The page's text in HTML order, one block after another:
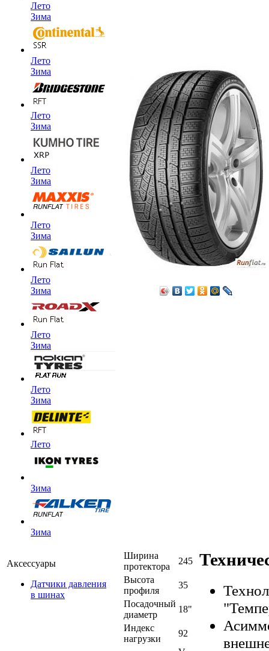
Лето
Зима
Лето
Зима
Лето
Зима
Лето
Зима
Лето
Зима
Лето
Зима
Лето
Зима
Лето
Зима
Лето
Зима
Зима
Аксессуары
Датчики давления
в шинах
Ширина
протектора
245
Высота
профиля
35
Посадочный
диаметр
18"
Индекс
нагрузки
92